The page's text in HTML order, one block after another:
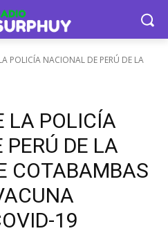
POLICÍA NACIONAL DE PERÚ DE LA
LA POLICÍA
DE LA
COTABAMBAS
19